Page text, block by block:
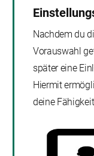
Nachdem du
Vorauswahl
später eine
Hiermit
deine